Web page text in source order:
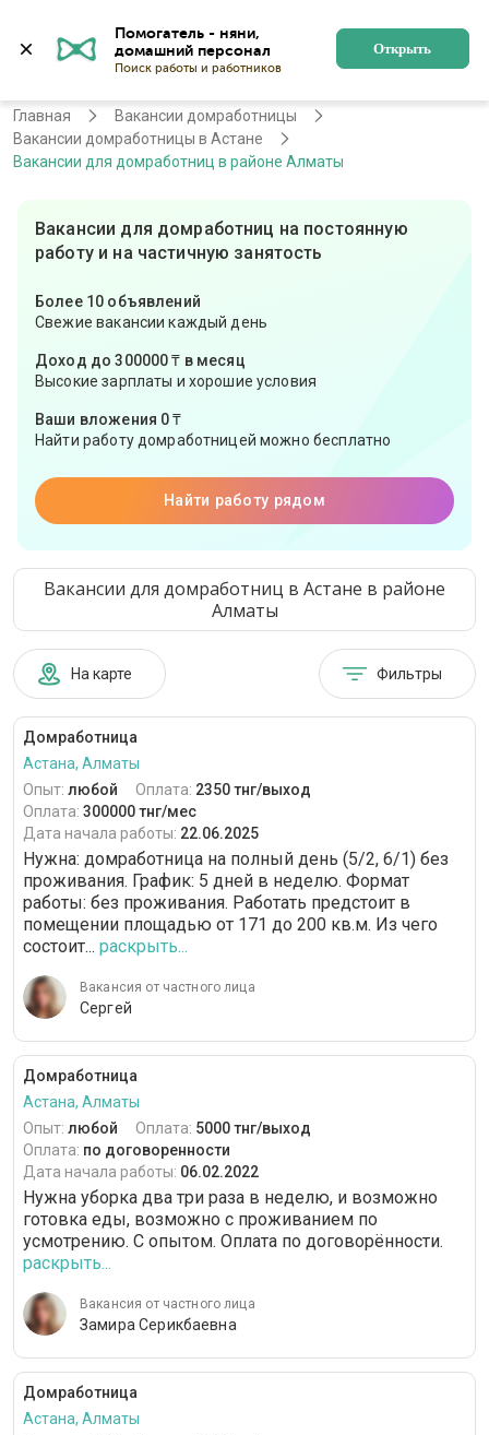
Помогатель - няни,
Поиск работы и работников
Открыть
Астана Регистрация
Главная
Вакансии домработницы
Вакансии домработницы в Астане
Вакансии для домработниц в районе Алматы
Вакансии для домработниц на постоянную
работу и на частичную занятость
Более 10 объявлений
Свежие вакансии каждый день
Доход до 300000 ₸ в месяц
Высокие зарплаты и хорошие условия
Ваши вложения 0 ₸
Найти работу домработницей можно бесплатно
Найти работу рядом
Вакансии для домработниц в Астане в районе
Алматы
На карте Фильтры
Домработница
Астана, Алматы
Опыт: любой Оплата: 2350 тнг/выход
Оплата: 300000 тнг/мес
Дата начала работы: 22.06.2025
Нужна: домработница на полный день (5/2, 6/1) без
проживания. График: 5 дней в неделю. Формат
работы: без проживания. Работать предстоит в
помещении площадью от 171 до 200 кв.м. Из чего
состоит... раскрыть...
Вакансия от частного лица
Сергей
Домработница
Астана, Алматы
Опыт: любой Оплата: 5000 тнг/выход
Оплата: по договоренности
Дата начала работы: 06.02.2022
Нужна уборка два три раза в неделю, и возможно
готовка еды, возможно с проживанием по
усмотрению. С опытом. Оплата по договорённости.
раскрыть...
Вакансия от частного лица
Замира Серикбаевна
Домработница
Астана, Алматы